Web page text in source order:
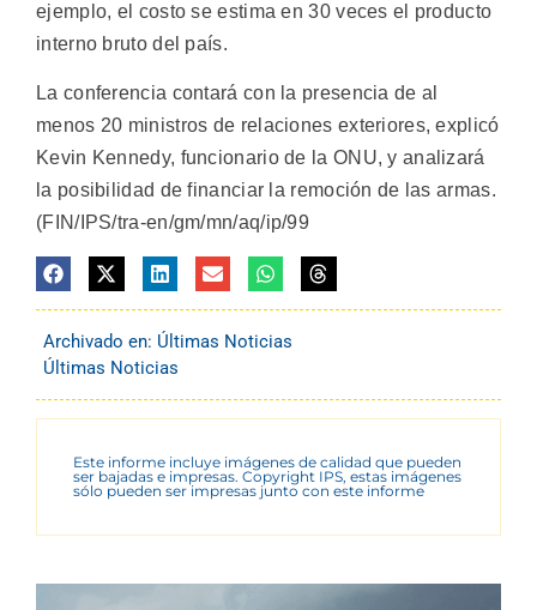
ejemplo, el costo se estima en 30 veces el producto
interno bruto del país.
La conferencia contará con la presencia de al
menos 20 ministros de relaciones exteriores, explicó
Kevin Kennedy, funcionario de la ONU, y analizará
la posibilidad de financiar la remoción de las armas.
(FIN/IPS/tra-en/gm/mn/aq/ip/99
Archivado en: Últimas Noticias
Últimas Noticias
Este informe incluye imágenes de calidad que pueden
ser bajadas e impresas. Copyright IPS, estas imágenes
sólo pueden ser impresas junto con este informe